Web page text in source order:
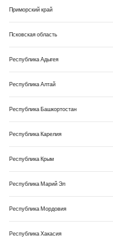
Приморский край
Псковская область
Республика Адыгея
Республика Алтай
Республика Башкортостан
Республика Карелия
Республика Крым
Республика Марий Эл
Республика Мордовия
Республика Хакасия